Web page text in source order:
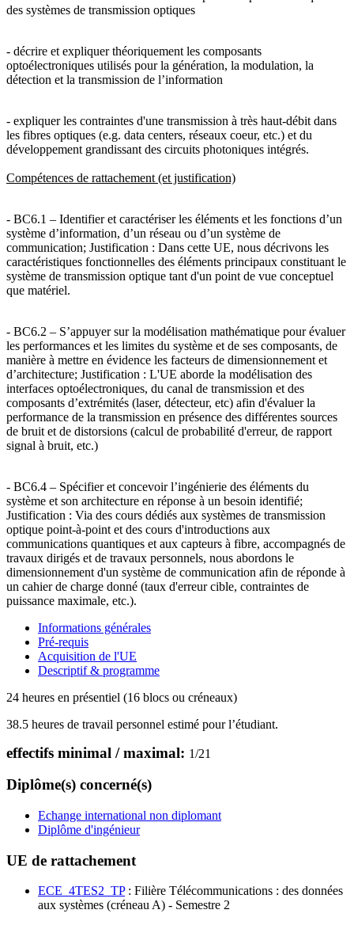
des systèmes de transmission optiques
- décrire et expliquer théoriquement les composants
optoélectroniques utilisés pour la génération, la modulation, la
détection et la transmission de l’information
- expliquer les contraintes d'une transmission à très haut-débit dans
les fibres optiques (e.g. data centers, réseaux coeur, etc.) et du
développement grandissant des circuits photoniques intégrés.
Compétences de rattachement (et justification)
- BC6.1 – Identifier et caractériser les éléments et les fonctions d’un
système d’information, d’un réseau ou d’un système de
communication; Justification : Dans cette UE, nous décrivons les
caractéristiques fonctionnelles des éléments principaux constituant le
système de transmission optique tant d'un point de vue conceptuel
que matériel.
- BC6.2 – S’appuyer sur la modélisation mathématique pour évaluer
les performances et les limites du système et de ses composants, de
manière à mettre en évidence les facteurs de dimensionnement et
d’architecture; Justification : L'UE aborde la modélisation des
interfaces optoélectroniques, du canal de transmission et des
composants d’extrémités (laser, détecteur, etc) afin d'évaluer la
performance de la transmission en présence des différentes sources
de bruit et de distorsions (calcul de probabilité d'erreur, de rapport
signal à bruit, etc.)
- BC6.4 – Spécifier et concevoir l’ingénierie des éléments du
système et son architecture en réponse à un besoin identifié;
Justification : Via des cours dédiés aux systèmes de transmission
optique point-à-point et des cours d'introductions aux
communications quantiques et aux capteurs à fibre, accompagnés de
travaux dirigés et de travaux personnels, nous abordons le
dimensionnement d'un système de communication afin de réponde à
un cahier de charge donné (taux d'erreur cible, contraintes de
puissance maximale, etc.).
Informations générales
Pré-requis
Acquisition de l'UE
Descriptif & programme
24 heures en présentiel (16 blocs ou créneaux)
38.5 heures de travail personnel estimé pour l’étudiant.
effectifs minimal / maximal: 1/21
Diplôme(s) concerné(s)
Echange international non diplomant
Diplôme d'ingénieur
UE de rattachement
ECE_4TES2_TP: Filière Télécommunications : des données
aux systèmes (créneau A) - Semestre 2